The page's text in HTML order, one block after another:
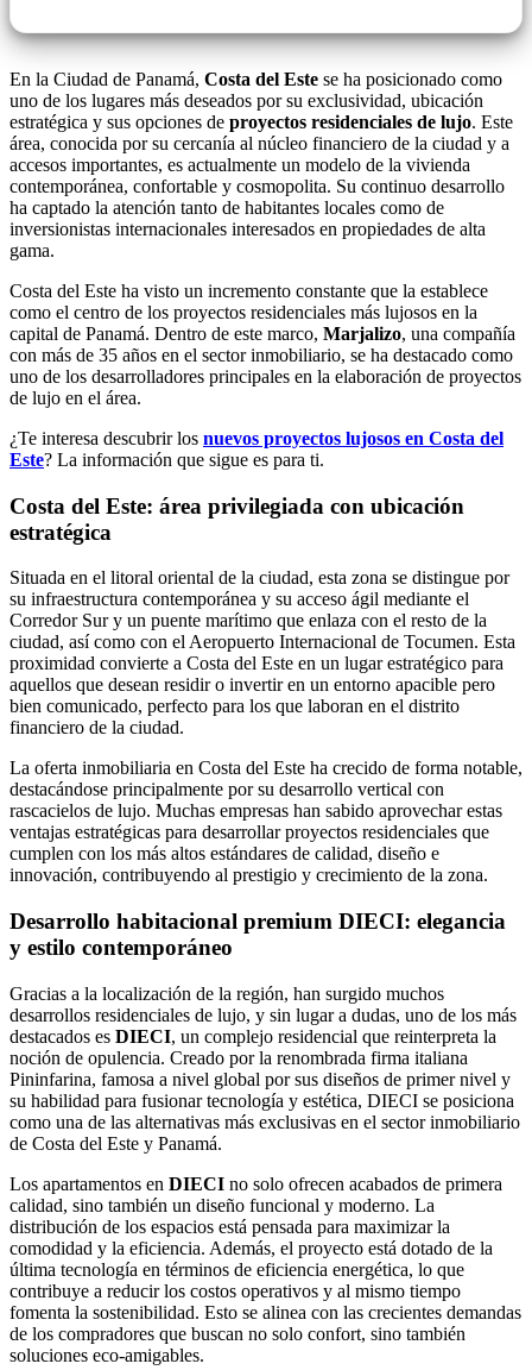
En la Ciudad de Panamá, Costa del Este se ha posicionado como
uno de los lugares más deseados por su exclusividad, ubicación
estratégica y sus opciones de proyectos residenciales de lujo. Este
área, conocida por su cercanía al núcleo financiero de la ciudad y a
accesos importantes, es actualmente un modelo de la vivienda
contemporánea, confortable y cosmopolita. Su continuo desarrollo
ha captado la atención tanto de habitantes locales como de
inversionistas internacionales interesados en propiedades de alta
gama.
Costa del Este ha visto un incremento constante que la establece
como el centro de los proyectos residenciales más lujosos en la
capital de Panamá. Dentro de este marco, Marjalizo, una compañía
con más de 35 años en el sector inmobiliario, se ha destacado como
uno de los desarrolladores principales en la elaboración de proyectos
de lujo en el área.
¿Te interesa descubrir los nuevos proyectos lujosos en Costa del
Este? La información que sigue es para ti.
Costa del Este: área privilegiada con ubicación
estratégica
Situada en el litoral oriental de la ciudad, esta zona se distingue por
su infraestructura contemporánea y su acceso ágil mediante el
Corredor Sur y un puente marítimo que enlaza con el resto de la
ciudad, así como con el Aeropuerto Internacional de Tocumen. Esta
proximidad convierte a Costa del Este en un lugar estratégico para
aquellos que desean residir o invertir en un entorno apacible pero
bien comunicado, perfecto para los que laboran en el distrito
financiero de la ciudad.
La oferta inmobiliaria en Costa del Este ha crecido de forma notable,
destacándose principalmente por su desarrollo vertical con
rascacielos de lujo. Muchas empresas han sabido aprovechar estas
ventajas estratégicas para desarrollar proyectos residenciales que
cumplen con los más altos estándares de calidad, diseño e
innovación, contribuyendo al prestigio y crecimiento de la zona.
Desarrollo habitacional premium DIECI: elegancia
y estilo contemporáneo
Gracias a la localización de la región, han surgido muchos
desarrollos residenciales de lujo, y sin lugar a dudas, uno de los más
destacados es DIECI, un complejo residencial que reinterpreta la
noción de opulencia. Creado por la renombrada firma italiana
Pininfarina, famosa a nivel global por sus diseños de primer nivel y
su habilidad para fusionar tecnología y estética, DIECI se posiciona
como una de las alternativas más exclusivas en el sector inmobiliario
de Costa del Este y Panamá.
Los apartamentos en DIECI no solo ofrecen acabados de primera
calidad, sino también un diseño funcional y moderno. La
distribución de los espacios está pensada para maximizar la
comodidad y la eficiencia. Además, el proyecto está dotado de la
última tecnología en términos de eficiencia energética, lo que
contribuye a reducir los costos operativos y al mismo tiempo
fomenta la sostenibilidad. Esto se alinea con las crecientes demandas
de los compradores que buscan no solo confort, sino también
soluciones eco-amigables.